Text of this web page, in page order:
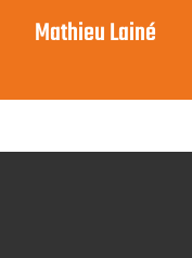
Mathieu Lainé